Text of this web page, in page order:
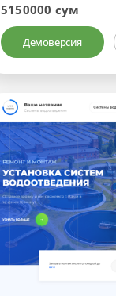
5150000 сум
Демоверсия